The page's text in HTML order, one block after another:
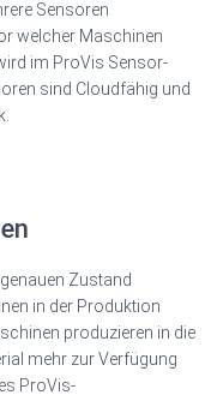
Sensoren
welcher Maschinen
im ProVis Sensor-
sind Cloudfähig und
Zustand
in der Produktion
produzieren in die
mehr zur Verfügung
ProVis-